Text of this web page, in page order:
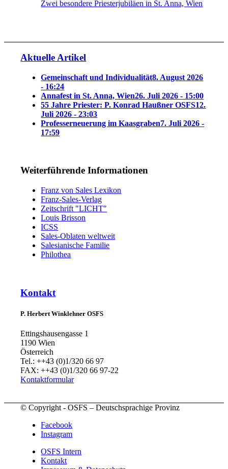
Zwei besondere Priesterjubiläen in St. Anna, Wien
Aktuelle Artikel
Gemeinschaft und Individualität8. August 2026
- 16:24
Annafest in St. Anna, Wien26. Juli 2026 - 15:00
55 Jahre Priester: P. Konrad Haußner OSFS12.
Juli 2026 - 23:03
Professerneuerung im Kaasgraben7. Juli 2026 -
17:59
Weiterführende Informationen
Franz von Sales Lexikon
Franz-Sales-Verlag
Zeitschrift "LICHT"
Louis Brisson
ICSS
Sales-Oblaten weltweit
Salesianische Familie
Philothea
Kontakt
P. Herbert Winklehner OSFS
Ettingshausengasse 1
1190 Wien
Österreich
Tel.: ++43 (0)1/320 66 97
FAX: ++43 (0)1/320 66 97-22
Kontaktformular
© Copyright - OSFS – Deutschsprachige Provinz
Facebook
Instagram
OSFS Intern
Kontakt